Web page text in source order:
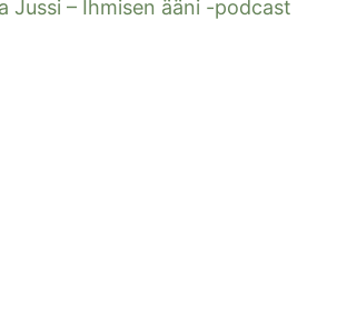
Jussi – Ihmisen ääni -podcast